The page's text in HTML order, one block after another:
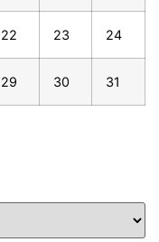
22 23 24
29 30 31